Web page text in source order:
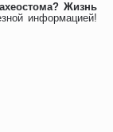
Жизнь
информацией!